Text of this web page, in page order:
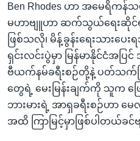
Ben Rhodes ဟာ အမေရိကန်သမ္
မဟာဗျူဟာ ဆက်သွယ်ရေးဆိုင်
ဖြစ်သလို၊ မိန့်ခွန်းရေးသားပေ
ရှင်းလင်းပွဲမှာ မြန်မာနိုင်ငံအပြင်
ဗီယက်နမ်ခရီးစဉ်တို့နဲ့ ပတ်သက်
တွေရဲ့ မေးမြန်းချက်ကို သူက ဖ
ဘားမားရဲ့ အာရှခရီးစဉ်ဟာ မ
အထိ ကြာမြင့်မှာဖြစ်ပါတယ်ခင်ဗ